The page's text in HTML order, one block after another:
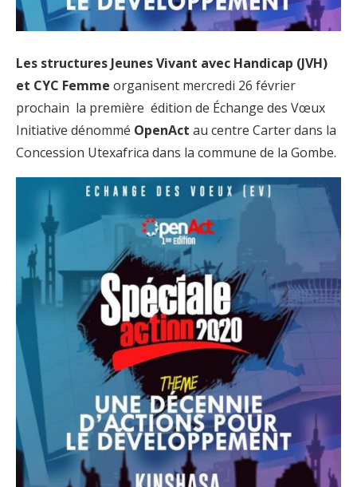
Les structures Jeunes Vivant avec Handicap (JVH)
et CYC Femme organisent mercredi 26 février
prochain la première édition de Échange des Vœux
Initiative dénommé OpenAct au centre Carter dans la
Concession Utexafrica dans la commune de la Gombe.